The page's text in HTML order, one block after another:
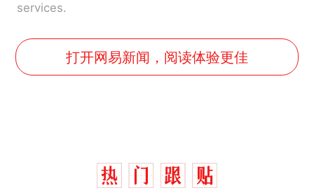
services.
打开网易新闻，阅读体验更佳